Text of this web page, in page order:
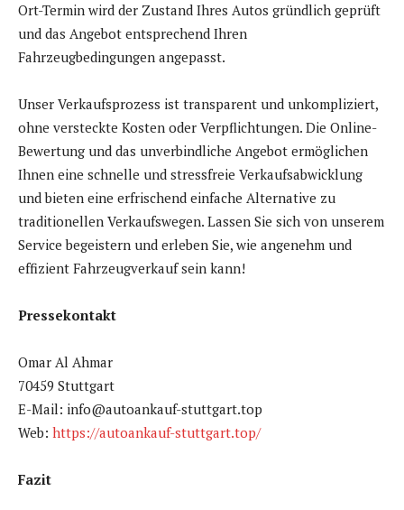
Ort-Termin wird der Zustand Ihres Autos gründlich geprüft
und das Angebot entsprechend Ihren
Fahrzeugbedingungen angepasst.
Unser Verkaufsprozess ist transparent und unkompliziert,
ohne versteckte Kosten oder Verpflichtungen. Die Online-
Bewertung und das unverbindliche Angebot ermöglichen
Ihnen eine schnelle und stressfreie Verkaufsabwicklung
und bieten eine erfrischend einfache Alternative zu
traditionellen Verkaufswegen. Lassen Sie sich von unserem
Service begeistern und erleben Sie, wie angenehm und
effizient Fahrzeugverkauf sein kann!
Pressekontakt
Omar Al Ahmar
70459 Stuttgart
E-Mail: info@autoankauf-stuttgart.top
Web: https://autoankauf-stuttgart.top/
Fazit